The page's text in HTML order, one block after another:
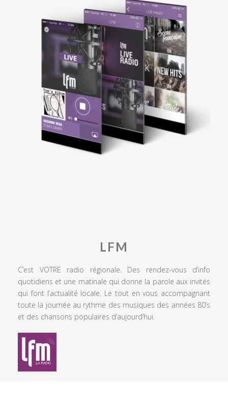
LFM
C’est VOTRE radio régionale. Des rendez-vous d’info
quotidiens et une matinale qui donne la parole aux invités
qui font l’actualité locale. Le tout en vous accompagnant
toute la journée au rythme des musiques des années 80’s
et des chansons populaires d’aujourd’hui.